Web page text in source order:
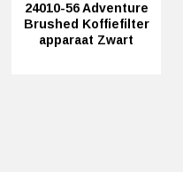
24010-56 Adventure
Brushed Koffiefilter
apparaat Zwart